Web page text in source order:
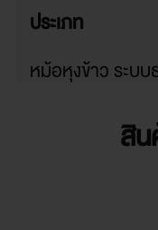
ประเภท
หม้อหุงข้าว ระบ
สิน